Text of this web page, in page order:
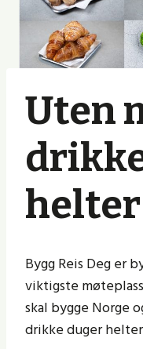
Uten
Bygg Reis Deg er
viktigste
skal bygge Norge
drikke duger